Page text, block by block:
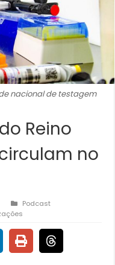
nacional de testagem
Reino
no
Podcast